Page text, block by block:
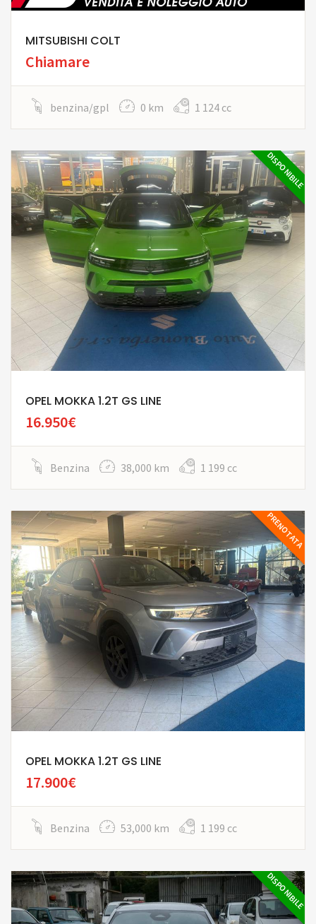
MITSUBISHI COLT
Chiamare
benzina/gpl 0 km 1 124 cc
DISPONIBILE
OPEL MOKKA 1.2T GS LINE
16.950€
Benzina 38,000 km 1 199 cc
PRENOTATA
OPEL MOKKA 1.2T GS LINE
17.900€
Benzina 53,000 km 1 199 cc
DISPONIBILE